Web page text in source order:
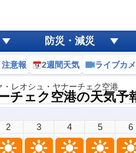
防災・減災
意報 2週間天気 ライブカ
・レオシュ・ヤナーチェク空港
チェク空港の天気予
2 3 4 5 6